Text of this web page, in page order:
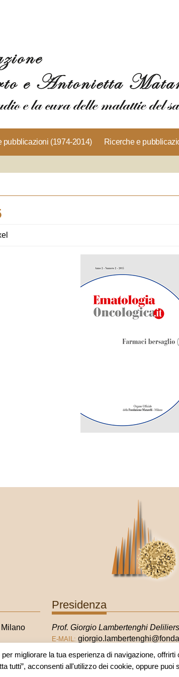
pubblicazioni (1974-2014) Ricerche e
Presidenza
Prof. Giorgio Lambertenghi Deliliers
E-MAIL:
migliorare la tua esperienza di navigazione,
tutti”, acconsenti all'utilizzo dei cookie, oppure